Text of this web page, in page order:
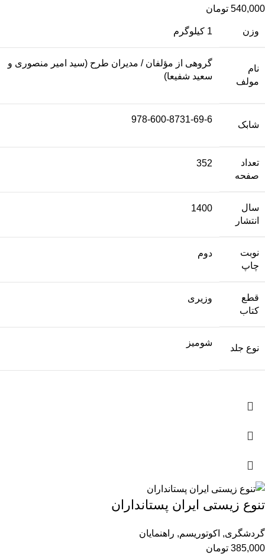
540,000 تومان
وزن 1 کیلوگرم
نام
مولف
گروهی از مؤلفان / مدیران طرح (سید امیر منصوری و
سعید شفیعا)
شابک
978-600-8731-69-6
تعداد
صفحه
352
سال
انتشار
1400
نوبت
چاپ
دوم
قطع
کتاب
وزیری
نوع جلد
شومیز
تنوع زیستی ایران پستانداران
گردشگری, اکوتوریسم, راهنمایان
385,000 تومان